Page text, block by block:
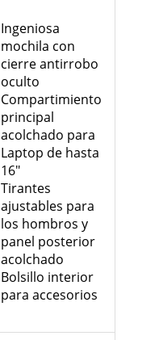
Ingeniosa
mochila con
cierre antirrobo
oculto
Compartimiento
principal
acolchado para
Laptop de hasta
16″
Tirantes
ajustables para
los hombros y
panel posterior
acolchado
Bolsillo interior
para accesorios